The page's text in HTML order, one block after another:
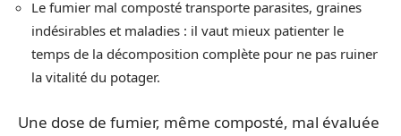
Le fumier mal composté transporte parasites, graines
indésirables et maladies : il vaut mieux patienter le
temps de la décomposition complète pour ne pas ruiner
la vitalité du potager.
Une dose de fumier, même composté, mal évaluée